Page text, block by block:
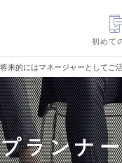
初めて
来的にはマネージャーとしてご
プラン